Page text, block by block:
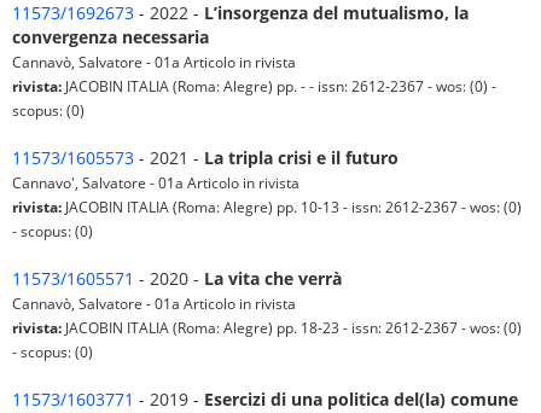
11573/1692673 - 2022 - L’insorgenza del mutualismo, la
convergenza necessaria
Cannavò, Salvatore - 01a Articolo in rivista
rivista: JACOBIN ITALIA (Roma: Alegre) pp. - - issn: 2612-2367 - wos: (0) -
scopus: (0)
11573/1605573 - 2021 - La tripla crisi e il futuro
Cannavo', Salvatore - 01a Articolo in rivista
rivista: JACOBIN ITALIA (Roma: Alegre) pp. 10-13 - issn: 2612-2367 - wos: (0)
- scopus: (0)
11573/1605571 - 2020 - La vita che verrà
Cannavò, Salvatore - 01a Articolo in rivista
rivista: JACOBIN ITALIA (Roma: Alegre) pp. 18-23 - issn: 2612-2367 - wos: (0)
- scopus: (0)
11573/1603771 - 2019 - Esercizi di una politica del(la) comune